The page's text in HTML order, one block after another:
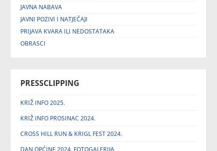
JAVNA NABAVA
JAVNI POZIVI I NATJEČAJI
PRIJAVA KVARA ILI NEDOSTATAKA
OBRASCI
PRESSCLIPPING
KRIŽ INFO 2025.
KRIŽ INFO PROSINAC 2024.
CROSS HILL RUN & KRIGL FEST 2024.
DAN OPĆINE 2024. FOTOGALERIJA